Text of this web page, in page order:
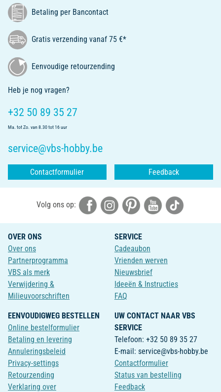
Betaling per Bancontact
Gratis verzending vanaf 75 €*
Eenvoudige retourzending
Heb je nog vragen?
+32 50 89 35 27
Ma. tot Zo. van 8.30 tot 16 uur
service@vbs-hobby.be
Contactformulier Feedback
Volg ons op:
OVER ONS
Over ons
Partnerprogramma
VBS als merk
Verwijdering &
Milieuvoorschriften
SERVICE
Cadeaubon
Vrienden werven
Nieuwsbrief
Ideeën & Instructies
FAQ
EENVOUDIGWEG BESTELLEN
Online bestelformulier
Betaling en levering
Annuleringsbeleid
Privacy-settings
Retourzending
Verklaring over
UW CONTACT NAAR VBS
SERVICE
Telefoon: +32 50 89 35 27
E-mail: service@vbs-hobby.be
Contactformulier
Status van bestelling
Feedback